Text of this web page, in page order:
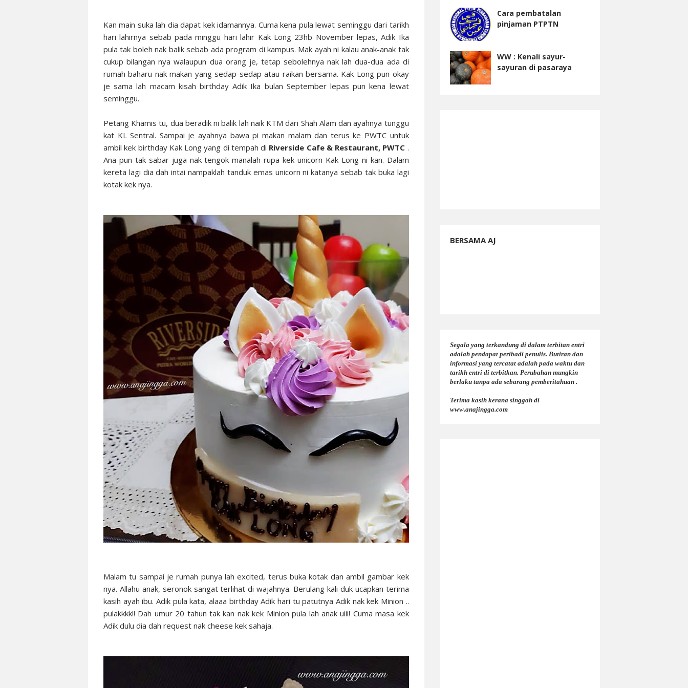
Kan main suka lah dia dapat kek idamannya. Cuma kena pula lewat seminggu dari tarikh
hari lahirnya sebab pada minggu hari lahir Kak Long 23hb November lepas, Adik Ika
pula tak boleh nak balik sebab ada program di kampus. Mak ayah ni kalau anak-anak tak
cukup bilangan nya walaupun dua orang je, tetap sebolehnya nak lah dua-dua ada di
rumah baharu nak makan yang sedap-sedap atau raikan bersama. Kak Long pun okay
je sama lah macam kisahbirthday Adik Ika bulan September lepas pun kena lewat
seminggu.
Petang Khamis tu, dua beradik ni balik lah naik KTM dari Shah Alam dan ayahnya tunggu
kat KL Sentral. Sampai je ayahnya bawa pi makan malam dan terus ke PWTC untuk
ambil kek birthday Kak Long yang di tempah di Riverside Cafe & Restaurant, PWTC .
Ana pun tak sabar juga nak tengok manalah rupa kek unicorn Kak Long ni kan. Dalam
kereta lagi dia dah intai nampaklah tanduk emas unicorn ni katanya sebab tak buka lagi
kotak kek nya.
Malam tu sampai je rumah punya lah excited, terus buka kotak dan ambil gambar kek
nya. Allahu anak, seronok sangat terlihat di wajahnya. Berulang kali duk ucapkan terima
kasih ayah ibu. Adik pula kata, alaaa birthday Adik hari tu patutnya Adik nak kek Minion ..
pulakkkk!! Dah umur 20 tahun tak kan nak kek Minion pula lah anak uiii! Cuma masa kek
Adik dulu dia dah request nak cheese kek sahaja.
Cara pembatalan
pinjaman PTPTN
WW : Kenali sayur-
sayuran di pasaraya
BERSAMA AJ
Segala yang terkandung di dalam terbitan entri
adalah pendapat peribadi penulis. Butiran dan
informasi yang tercatat adalah pada waktu dan
tarikh entri di terbitkan. Perubahan mungkin
berlaku tanpa ada sebarang pemberitahuan .
Terima kasih kerana singgah di
www.anajingga.com